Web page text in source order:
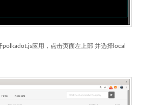
应用，点击页面左上部 并选择local